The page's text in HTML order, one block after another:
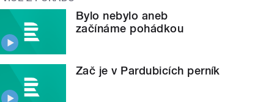
Bylo nebylo aneb
začínáme pohádkou
Zač je v Pardubicích perník